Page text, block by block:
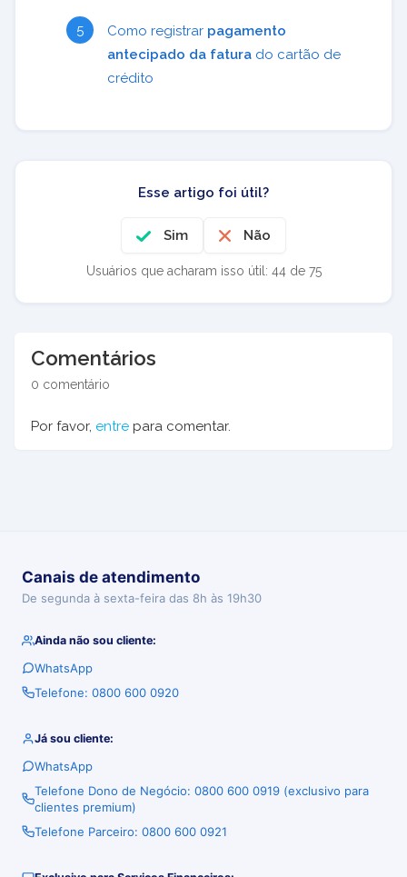
Como registrar pagamento
antecipado da fatura do cartão de
crédito
Esse artigo foi útil?
Sim Não
Usuários que acharam isso útil: 44 de 75
Comentários
0 comentário
Por favor, entre para comentar.
Canais de atendimento
De segunda à sexta-feira das 8h às 19h30
Ainda não sou cliente:
WhatsApp
Telefone: 0800 600 0920
Já sou cliente:
WhatsApp
Telefone Dono de Negócio: 0800 600 0919 (exclusivo para
clientes premium)
Telefone Parceiro: 0800 600 0921